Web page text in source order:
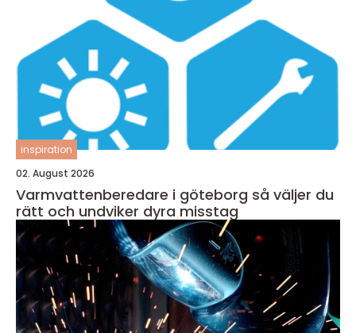
inspiration
02. August 2026
Varmvattenberedare i göteborg så väljer du
rätt och undviker dyra misstag